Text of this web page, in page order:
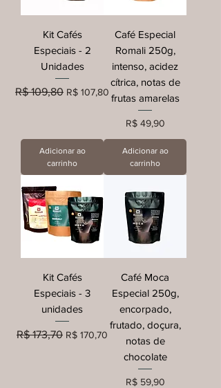
Kit Cafés
Especiais - 2
Unidades
Preço normal
R$ 109,80 Preço promocional
R$ 107,80
Adicionar ao
carrinho
Café Especial
Romali 250g,
intenso, acidez
cítrica, notas de
frutas amarelas
Preço
R$ 49,90
Adicionar ao
carrinho
Kit Cafés
Especiais - 3
unidades
Preço normal
R$ 173,70 Preço promocional
R$ 170,70
Café Moca
Especial 250g,
encorpado,
frutado, doçura,
notas de
chocolate
Preço
R$ 59,90